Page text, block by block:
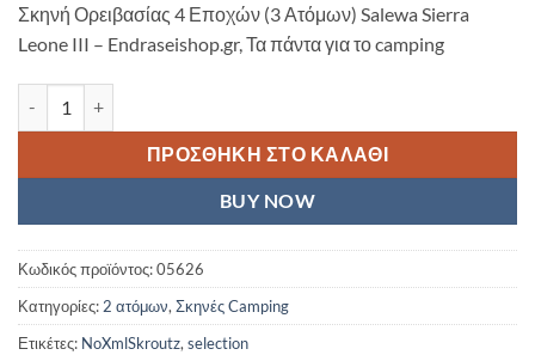
was:
490.00€.
τιμή
είναι:
Σκηνή Ορειβασίας 4 Εποχών (3 Ατόμων) Salewa Sierra
Leone III – Endraseishop.gr, Τα πάντα για το camping
ΠΡΟΣΘΉΚΗ ΣΤΟ ΚΑΛΆΘΙ
BUY NOW
Κωδικός προϊόντος:05626
Κατηγορίες: 2 ατόμων, Σκηνές Camping
Ετικέτες: NoXmlSkroutz, selection